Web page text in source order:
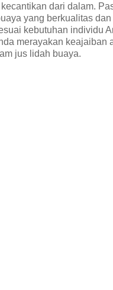
dari dalam.
yang berkualitas
kebutuhan individu
merayakan keajaiban
jus lidah buaya.